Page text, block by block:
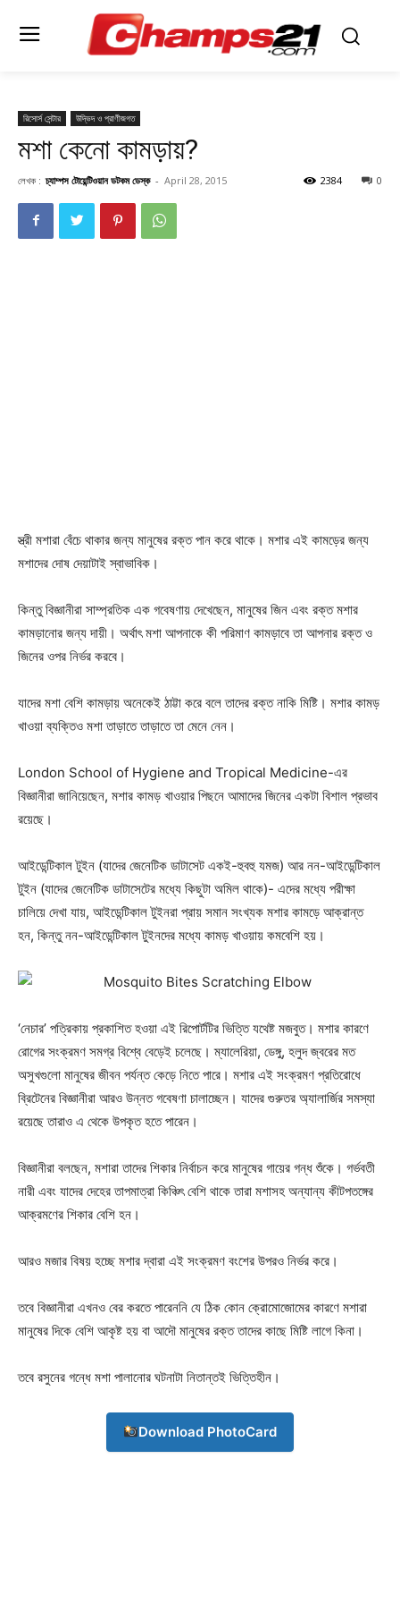
রিসোর্স সেন্টার উদ্ভিদ ও প্রাণীজগত
মশা কেনো কামড়ায়?
লেখক : চ্যাম্পস টোয়েন্টিওয়ান ডটকম ডেস্ক - April 28, 2015 0
2384
স্ত্রী মশারা বেঁচে থাকার জন্য মানুষের রক্ত পান করে থাকে। মশার এই কামড়ের জন্য
মশাদের দোষ দেয়াটাই স্বাভাবিক।
কিন্তু বিজ্ঞানীরা সাম্প্রতিক এক গবেষণায় দেখেছেন, মানুষের জিন এবং রক্ত মশার
কামড়ানোর জন্য দায়ী। অর্থাৎ মশা আপনাকে কী পরিমাণ কামড়াবে তা আপনার রক্ত ও
জিনের ওপর নির্ভর করবে।
যাদের মশা বেশি কামড়ায় অনেকেই ঠাট্টা করে বলে তাদের রক্ত নাকি মিষ্টি। মশার কামড়
খাওয়া ব্যক্তিও মশা তাড়াতে তাড়াতে তা মেনে নেন।
London School of Hygiene and Tropical Medicine-এর
বিজ্ঞানীরা জানিয়েছেন, মশার কামড় খাওয়ার পিছনে আমাদের জিনের একটা বিশাল প্রভাব
রয়েছে।
আইডেন্টিকাল টুইন (যাদের জেনেটিক ডাটাসেট একই-হুবহু যমজ) আর নন-আইডেন্টিকাল
টুইন (যাদের জেনেটিক ডাটাসেটের মধ্যে কিছুটা অমিল থাকে)- এদের মধ্যে পরীক্ষা
চালিয়ে দেখা যায়, আইডেন্টিকাল টুইনরা প্রায় সমান সংখ্যক মশার কামড়ে আক্রান্ত
হন, কিন্তু নন-আইডেন্টিকাল টুইনদের মধ্যে কামড় খাওয়ায় কমবেশি হয়।
‘নেচার’ পত্রিকায় প্রকাশিত হওয়া এই রিপোর্টটির ভিত্তি যথেষ্ট মজবুত। মশার কারণে
রোগের সংক্রমণ সমগ্র বিশ্বে বেড়েই চলেছে। ম্যালেরিয়া, ডেঙ্গু, হলুদ জ্বরের মত
অসুখগুলো মানুষের জীবন পর্যন্ত কেড়ে নিতে পারে। মশার এই সংক্রমণ প্রতিরোধে
ব্রিটেনের বিজ্ঞানীরা আরও উন্নত গবেষণা চালাচ্ছেন। যাদের গুরুতর অ্যালার্জির সমস্যা
রয়েছে তারাও এ থেকে উপকৃত হতে পারেন।
বিজ্ঞানীরা বলছেন, মশারা তাদের শিকার নির্বাচন করে মানুষের গায়ের গন্ধ শুঁকে। গর্ভবতী
নারী এবং যাদের দেহের তাপমাত্রা কিঞ্চিৎ বেশি থাকে তারা মশাসহ অন্যান্য কীটপতঙ্গের
আক্রমণের শিকার বেশি হন।
আরও মজার বিষয় হচ্ছে মশার দ্বারা এই সংক্রমণ বংশের উপরও নির্ভর করে।
তবে বিজ্ঞানীরা এখনও বের করতে পারেননি যে ঠিক কোন ক্রোমোজোমের কারণে মশারা
মানুষের দিকে বেশি আকৃষ্ট হয় বা আদৌ মানুষের রক্ত তাদের কাছে মিষ্টি লাগে কিনা।
তবে রসুনের গন্ধে মশা পালানোর ঘটনাটা নিতান্তই ভিত্তিহীন।
Download PhotoCard